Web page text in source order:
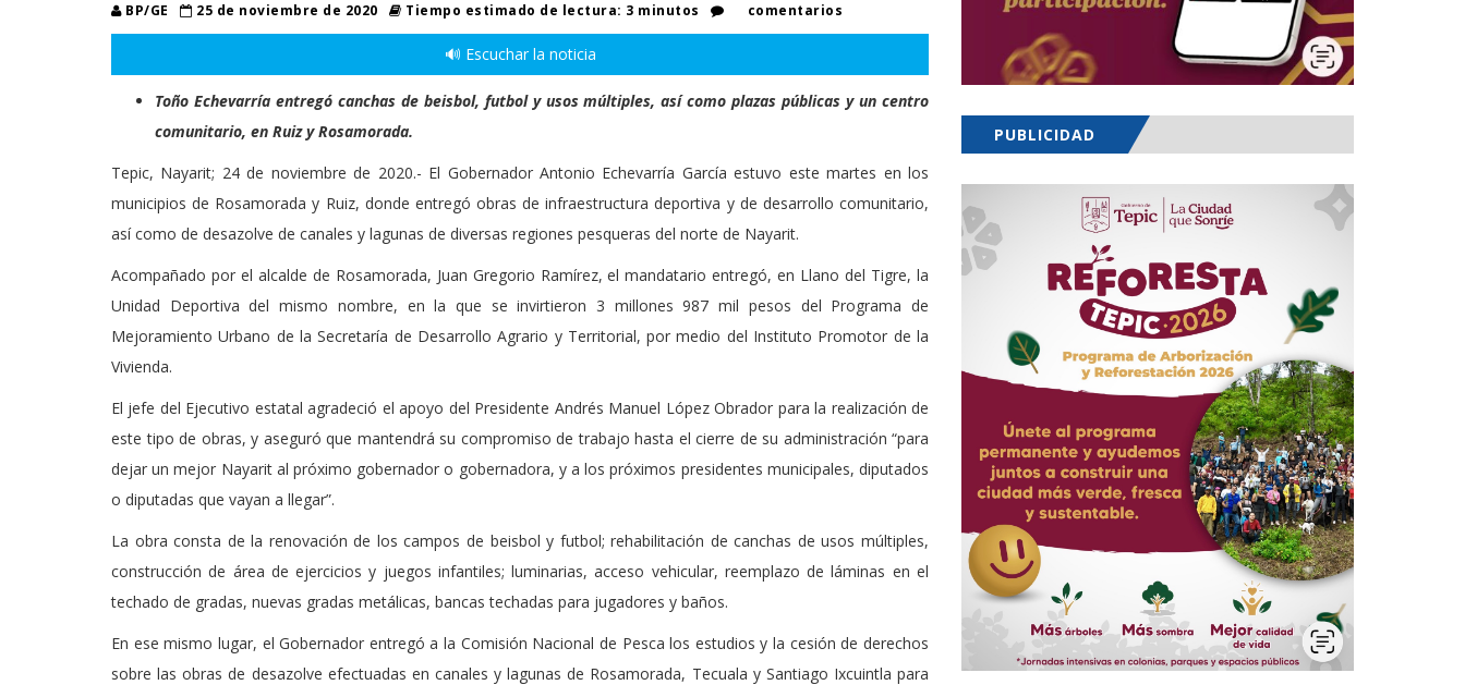
BP/GE 25 de noviembre de 2020 Tiempo estimado de lectura: 3 minutos comentarios
🔊 Escuchar la noticia
Toño Echevarría entregó canchas de beisbol, futbol y usos múltiples, así como plazas públicas y un centro
comunitario, en Ruiz y Rosamorada.
Tepic, Nayarit; 24 de noviembre de 2020.- El Gobernador Antonio Echevarría García estuvo este martes en los
municipios de Rosamorada y Ruiz, donde entregó obras de infraestructura deportiva y de desarrollo comunitario,
así como de desazolve de canales y lagunas de diversas regiones pesqueras del norte de Nayarit.
Acompañado por el alcalde de Rosamorada, Juan Gregorio Ramírez, el mandatario entregó, en Llano del Tigre, la
Unidad Deportiva del mismo nombre, en la que se invirtieron 3 millones 987 mil pesos del Programa de
Mejoramiento Urbano de la Secretaría de Desarrollo Agrario y Territorial, por medio del Instituto Promotor de la
Vivienda.
El jefe del Ejecutivo estatal agradeció el apoyo del Presidente Andrés Manuel López Obrador para la realización de
este tipo de obras, y aseguró que mantendrá su compromiso de trabajo hasta el cierre de su administración “para
dejar un mejor Nayarit al próximo gobernador o gobernadora, y a los próximos presidentes municipales, diputados
o diputadas que vayan a llegar”.
La obra consta de la renovación de los campos de beisbol y futbol; rehabilitación de canchas de usos múltiples,
construcción de área de ejercicios y juegos infantiles; luminarias, acceso vehicular, reemplazo de láminas en el
techado de gradas, nuevas gradas metálicas, bancas techadas para jugadores y baños.
En ese mismo lugar, el Gobernador entregó a la Comisión Nacional de Pesca los estudios y la cesión de derechos
sobre las obras de desazolve efectuadas en canales y lagunas de Rosamorada, Tecuala y Santiago Ixcuintla para
PUBLICIDAD